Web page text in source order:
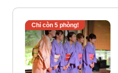
Chỉ còn 5phòng!